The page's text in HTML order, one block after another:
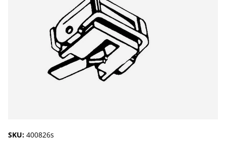
SKU: 400826s